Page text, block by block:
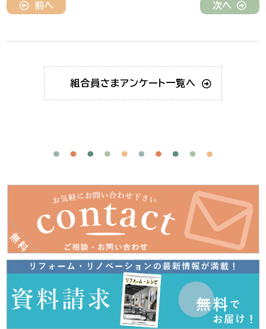
前へ 次へ
組合員さまアンケート一覧へ